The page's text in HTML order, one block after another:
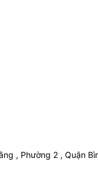
, Phường 2 , Quận